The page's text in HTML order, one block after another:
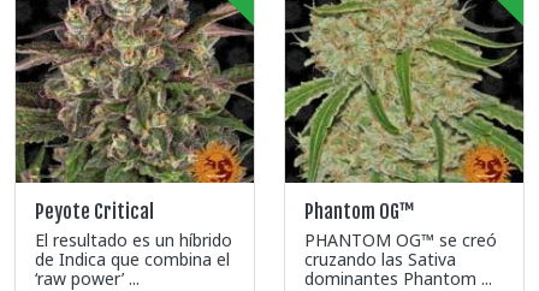
Peyote Critical
El resultado es un híbrido
de Indica que combina el
‘raw power’ ...
Phantom OG™
PHANTOM OG™ se creó
cruzando las Sativa
dominantes Phantom ...